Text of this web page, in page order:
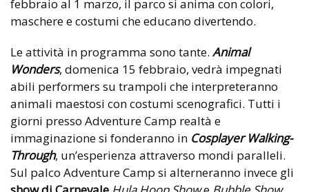
febbraio al 1 marzo, il parco si anima con colori,
maschere e costumi che educano divertendo.
Le attività in programma sono tante. Animal
Wonders, domenica 15 febbraio, vedrà impegnati
abili performers su trampoli che interpreteranno
animali maestosi con costumi scenografici. Tutti i
giorni presso Adventure Camp realtà e
immaginazione si fonderanno in Cosplayer Walking-
Through, un’esperienza attraverso mondi paralleli.
Sul palco Adventure Camp si alterneranno invece gli